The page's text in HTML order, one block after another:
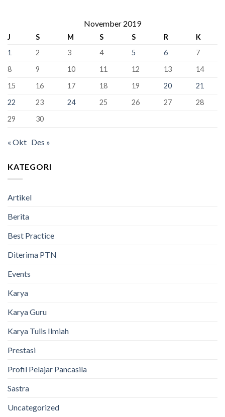
Dunia!
Kursi
Baru
388
Kelas
SMAN
Bandung
Lulus
100%
November 2019
J S M S S R
K
1
2 3 4 5 6
7
8
9 10 11 12 13
14
15
16 17 18 19 20
21
22
23 24 25 26 27
28
29
30
« Okt Des »
KATEGORI
Artikel
Berita
Best Practice
Diterima PTN
Events
Karya
Karya Guru
Karya Tulis Ilmiah
Prestasi
Profil Pelajar Pancasila
Sastra
Uncategorized